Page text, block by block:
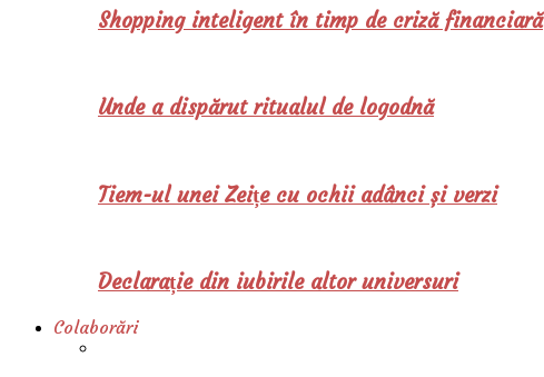
Shopping inteligent în timp de criză financiară
Unde a dispărut ritualul de logodnă
Tiem-ul unei Zeițe cu ochii adânci și verzi
Declarație din iubirile altor universuri
Colaborări